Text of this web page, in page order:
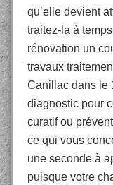
qu’elle devient
traitez-la à
rénovation un
travaux
Canillac dans le
diagnostic pour
curatif ou
ce qui vous
une seconde à
puisque votre